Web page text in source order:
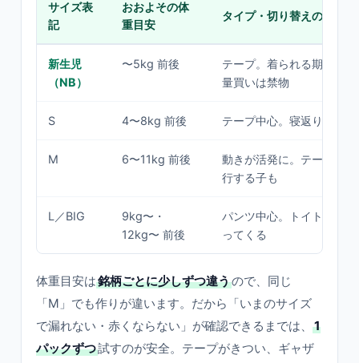
サイズ表
記
おおよその体
重目安
タイプ・切り替えの目安
新生児
（NB）
〜5kg 前後
テープ。着られる期間が
量買いは禁物
S 4〜8kg 前後 テープ中心。寝返り前後
M 6〜11kg 前後
動きが活発に。テープ→パ
行する子も
L／BIG
9kg〜・
12kg〜 前後
パンツ中心。トイトレ用
ってくる
体重目安は銘柄ごとに少しずつ違うので、同じ
「M」でも作りが違います。だから「いまのサイズ
で漏れない・赤くならない」が確認できるまでは、
1
パックずつ試すのが安全。テープがきつい、ギャザ